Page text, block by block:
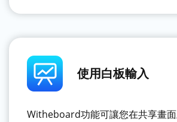
使用白板輸入
Witheboard功能可讓您在共享畫面